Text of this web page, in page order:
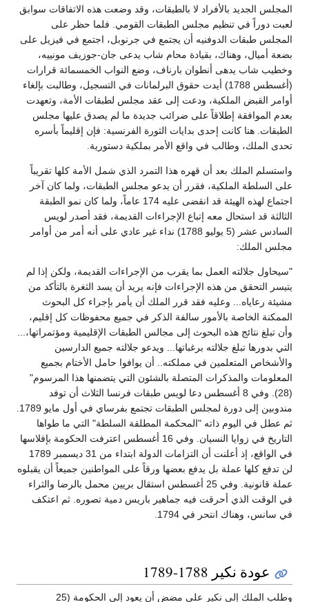
المجلس الجديد بالأفراد لا بالطبقات، وقد وضعت هذه الاتفاقات سوابق
لعبت دوراً في تنظيم مجلس الطبقات القومي. فلما حظر على
المجلس طبقات الدوفنيه أن يجتمع في جرنوبل، اجتمع في فيزيل على
بضعة أميال، وهناك، بقيادة محام شاب يدعى جان-جوزيف مونييه،
وخطيب شاب يدهى أنطوان بارناف، وضع النواب الخمسمائة قرارات
(أغسطس 1788) أيدت حقوق البرلمانات في التسجيل، وطالبت بإلغاء
أوامر القبض الملكية، ودعت إلى عقد مجلس لطبقات الأمة، وتعهدت
بعدم الموافقة إطلاقاً على ضرائب جديدة ما لم يصدق عليها مجلس
الطبقات. هنا كانت إحدى بدايات الثورة الفرنسية: فإن إقليماً بأسره
تحدى الملك، وطالب في واقع الأمر بملكية دستورية.
واستسلم الملك بعد أن قهره هذا التمرد الذي شمل الأمة كلها تقريباً
على السلطة الملكية، فقرر أن يدعو مجلس الطبقات، ولما كان آخر
اجتماع لهذه الهيئة قد انقضى عليه 174 عاماً، ولما كان نمو الطبقة
الثالثة قد استحال معه إتباع الإجراءات القديمة، فقد أصدر لويس
السادس عشر (5 يوليو 1788) نداء غير عادي على أنه أمر من أوامر
مجلس الملك:
"سيحاول جلالته العمل بما يقرب من الإجراءات القديمة، ولكن إذا لم
يتيسر التحقق من هذه الإجراءات فإنه يريد أن يسد الثغرة بالتأكد من
مشيئة رعاياه... وعليه فقد قرر الملك أن يأمر بإجراء كل البحوث
الممكنة الخاصة بالأمور سالفة الذكر في جميع محفوظات كل إقليم،
وأن تبلغ نتائج هذه البحوث إلى مجالس الطبقات الإقليمية ومؤتمراتها،...
التي بدورها تبلغ جلالته برغباتها... ويدعو جلالته جميع الدارسين
والأشخاص المتعلمين في مملكته.. أن يوافوا حامل الأختام بجميع
المعلومات والمذكرات المتصلة بالشئون التي يتضمنها هذا المرسوم"
(28). وفي 8 أغسطس دعا لويس طبقات فرنسا الثلاث أن توفد
ثم عطل في اليوم ذاته "المحكمة المطلقة السلطة" التي ما طواها
التاريخ في زوايا النسيان. وفي 16 أغسطس اعترفت الحكومة بإفلاسها
في الواقع، إذ أعلنت أن التزامات الدولة ابتداء من 31 ديسمبر 1789
لن تدفع كلها عملة بل يدفع بعضها ورقاً على المواطنين جميعاً أن يقبلوه
عملة قانونية. وفي 25 أغسطس استقال بريين محمل بالرضا والثراء
في الوقت الذي أحرقت فيه جماهير باريس دمية تصوره. ثم اعتكف
في سانس، وهناك انتحر في 1794.
عودة نكير 1788-1789
وطلب الملك إلى نكير على مضض أن يعود إلى الحكومة (25